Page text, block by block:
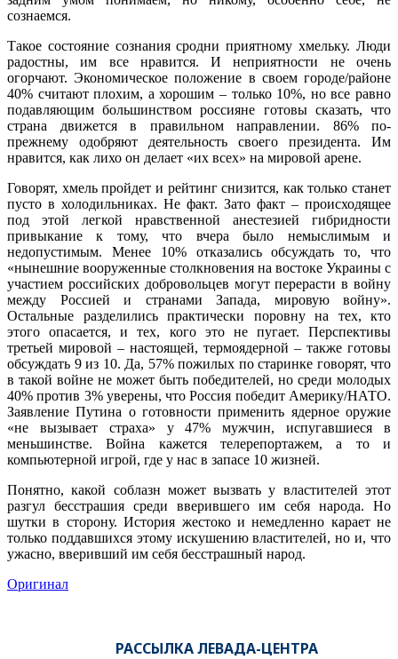
сознаемся.
Такое состояние сознания сродни приятному хмельку. Люди
радостны, им все нравится. И неприятности не очень
огорчают. Экономическое положение в своем городе/районе
40% считают плохим, а хорошим – только 10%, но все равно
подавляющим большинством россияне готовы сказать, что
страна движется в правильном направлении. 86% по-
прежнему одобряют деятельность своего президента. Им
нравится, как лихо он делает «их всех» на мировой арене.
Говорят, хмель пройдет и рейтинг снизится, как только станет
пусто в холодильниках. Не факт. Зато факт – происходящее
под этой легкой нравственной анестезией гибридности
привыкание к тому, что вчера было немыслимым и
недопустимым. Менее 10% отказались обсуждать то, что
«нынешние вооруженные столкновения на востоке Украины с
участием российских добровольцев могут перерасти в войну
между Россией и странами Запада, мировую войну».
Остальные разделились практически поровну на тех, кто
этого опасается, и тех, кого это не пугает. Перспективы
третьей мировой – настоящей, термоядерной – также готовы
обсуждать 9 из 10. Да, 57% пожилых по старинке говорят, что
в такой войне не может быть победителей, но среди молодых
40% против 3% уверены, что Россия победит Америку/НАТО.
Заявление Путина о готовности применить ядерное оружие
«не вызывает страха» у 47% мужчин, испугавшиеся в
меньшинстве. Война кажется телерепортажем, а то и
компьютерной игрой, где у нас в запасе 10 жизней.
Понятно, какой соблазн может вызвать у властителей этот
разгул бесстрашия среди вверившего им себя народа. Но
шутки в сторону. История жестоко и немедленно карает не
только поддавшихся этому искушению властителей, но и, что
ужасно, вверивший им себя бесстрашный народ.
Оригинал
РАССЫЛКА ЛЕВАДА-ЦЕНТРА